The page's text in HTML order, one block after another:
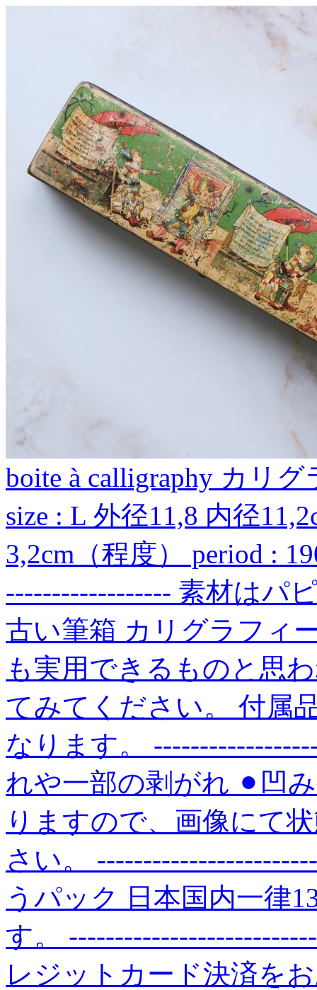
boite à calligraphy カリ
size : L 外径11,8 内径
3,2cm（程度） period :
------------------ 素材はパ
古い筆箱 カリグラフィ
も実用できるものと思
てみてください。 付属
なります。
れや一部の剥がれ ⚫︎凹
りますので、画像にて
さい。
うパック 日本国内一律
す。
レジットカード決済を